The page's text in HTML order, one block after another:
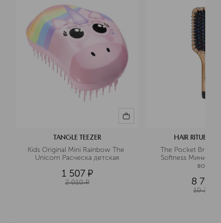
TANGLE TEEZER
Kids Original Mini Rainbow The
Unicorn Расческа детская
1 507 ¤
2 010 ¤
HAIR RITUEL BY
The Pocket Brush
Softness Мини-
волос
8 797
10 350